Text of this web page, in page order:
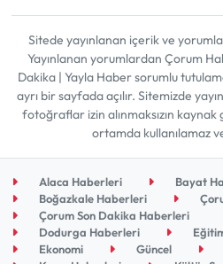
Sitede yayınlanan içerik ve
Yayınlanan yorumlardan Çorum
Dakika | Yayla Haber sorumlu
ayrı bir sayfada açılır. Sitemizde
fotoğraflar izin alınmaksızın
ortamda kullanılamaz
Alaca Haberleri
Bayat
Boğazkale Haberleri
Çorum Son Dakika Haberleri
Dodurga Haberleri
Ekonomi
Güncel